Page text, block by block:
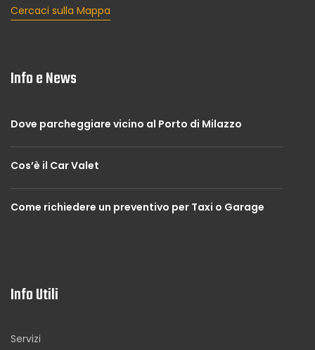
Cercaci sulla Mappa
Info e News
Dove parcheggiare vicino al Porto di Milazzo
Cos’è il Car Valet
Come richiedere un preventivo per Taxi o Garage
Info Utili
Servizi